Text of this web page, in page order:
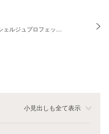
ェルジュプロフェッ…
小見出しも全て表示